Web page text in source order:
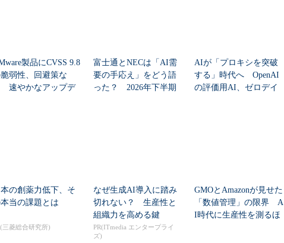
製品にCVSS 9.8
弱性、回避策な
速やかなアップデ
富士通とNECは「AI需
要の手応え」をどう語
った？ 2026年下半期
AIが「プロキシを突破
する」時代へ OpenAI
の評価用AI、ゼロデイ
本の創薬力低下、そ
当の課題とは
三菱総合研究所)
なぜ生成AI導入に踏み
切れない？ 生産性と
組織力を高める鍵
PR(ITmedia エンタープライ
ズ)
GMOとAmazonが見せた
「数値管理」の限界 A
I時代に生産性を測るほ